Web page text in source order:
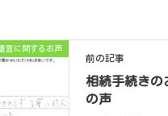
言に関するお声
前の記事
相続手続きの
の声